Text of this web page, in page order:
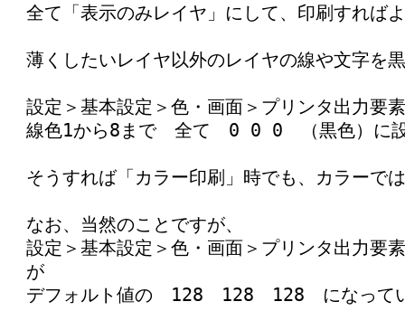
全て「表示のみレイヤ」にして、印刷すれば
薄くしたいレイヤ以外のレイヤの線や文字を
設定＞基本設定＞色・画面＞プリンタ出力
線色1から8まで 全て 0 0 0 （黒色）に設
そうすれば「カラー印刷」時でも、カラーで
なお、当然のことですが、
設定＞基本設定＞色・画面＞プリンタ出力
が
デフォルト値の 128 128 128 になってい